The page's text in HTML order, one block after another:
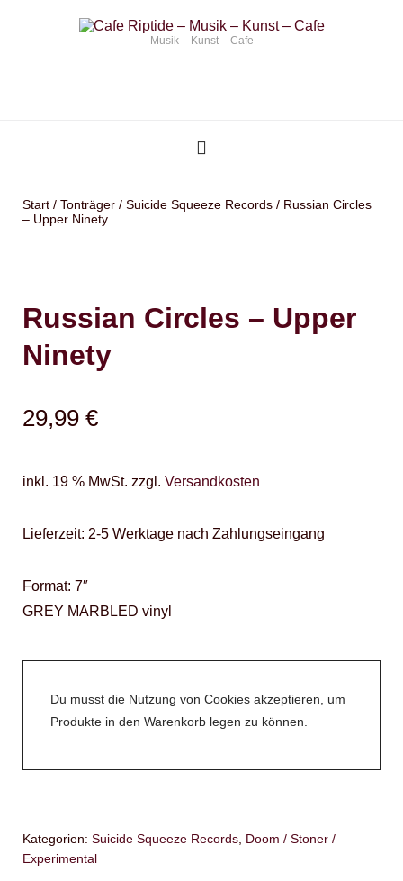
Musik – Kunst – Cafe
Start / Tonträger / Suicide Squeeze Records / Russian Circles
‎– Upper Ninety
Russian Circles ‎– Upper
Ninety
29,99 €
inkl. 19 % MwSt. zzgl. Versandkosten
Lieferzeit: 2-5 Werktage nach Zahlungseingang
Format: 7″
GREY MARBLED vinyl
Du musst die Nutzung von Cookies akzeptieren, um
Produkte in den Warenkorb legen zu können.
Kategorien: Suicide Squeeze Records Doom / Stoner /
Experimental